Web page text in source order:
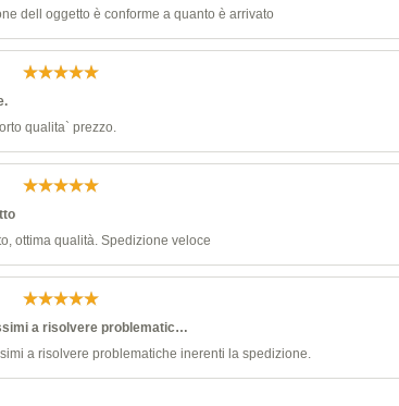
dell oggetto è conforme a quanto è arrivato
qualita` prezzo.
ottima qualità. Spedizione veloce
a risolvere problematic…
a risolvere problematiche inerenti la spedizione.